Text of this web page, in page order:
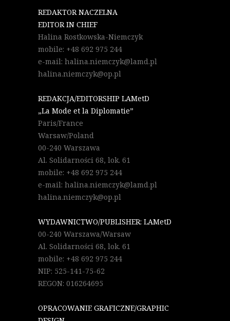
REDAKTOR NACZELNA
EDITOR IN CHIEF
Halina Rostkowska-Niemczyk
mobile: +48 692 975 244
e-mail: halina.niemczyk@lamd.pl
halina.niemczyk@op.pl
REDAKCJA/EDITORSHIP LAMetD
„La Mode et la Diplomatie”
Paris/France
Warsaw/Poland
00-240 Warszawa
Al. Solidarności 68, lok. 61
mobile: +48 692 975 244
e-mail: halina.niemczyk@lamd.pl
halina.niemczyk@op.pl
WYDAWNICTWO/PUBLISHER: LAMetD
00-240 Warszawa/Warsaw
Al. Solidarności 68, lok. 61
mobile: +48 692 975 244
NIP: 525-141-75-62
REGON: 016264695
OPRACOWANIE GRAFICZNE/GRAPHIC